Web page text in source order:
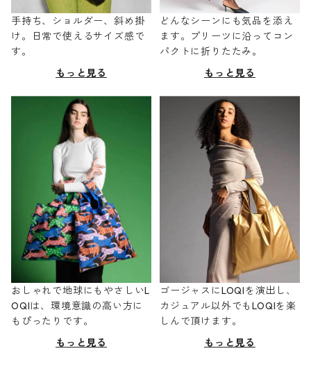
手持ち、ショルダー、斜め掛
け。日常で使えるサイズ感で
す。
もっと見る
どんなシーンにも気品を添え
ます。プリーツに沿ってコン
パクトに折りたたみ。
もっと見る
おしゃれで地球にもやさしいL
OQIは、環境意識の高い方に
もぴったりです。
もっと見る
ゴージャスにLOQIを演出し、
カジュアル以外でもLOQIを楽
しんで頂けます。
もっと見る